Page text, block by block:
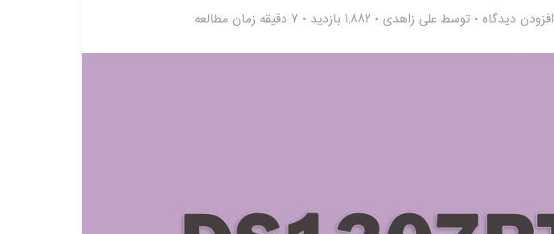
افزودن دیدگاه توسط علی زاهدی 1,882 بازدید 7 دقیقه زمان مطالعه